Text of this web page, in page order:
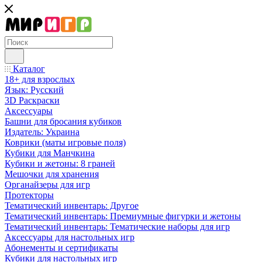
Каталог
18+ для взрослых
Язык: Русский
3D Раскраски
Аксессуары
Башни для бросания кубиков
Издатель: Украина
Коврики (маты игровые поля)
Кубики для Манчкина
Кубики и жетоны: 8 граней
Мешочки для хранения
Органайзеры для игр
Протекторы
Тематический инвентарь: Другое
Тематический инвентарь: Премиумные фигурки и жетоны
Тематический инвентарь: Тематические наборы для игр
Аксессуары для настольных игр
Абонементы и сертификаты
Кубики для настольных игр